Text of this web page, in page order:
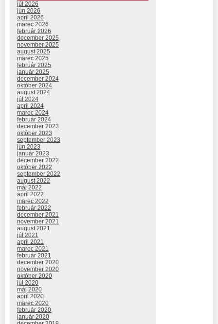
júl 2026
jún 2026
apríl 2026
marec 2026
február 2026
december 2025
november 2025
august 2025
marec 2025
február 2025
január 2025
december 2024
október 2024
august 2024
júl 2024
apríl 2024
marec 2024
február 2024
december 2023
október 2023
september 2023
jún 2023
január 2023
december 2022
október 2022
september 2022
august 2022
máj 2022
apríl 2022
marec 2022
február 2022
december 2021
november 2021
august 2021
júl 2021
apríl 2021
marec 2021
február 2021
december 2020
november 2020
október 2020
júl 2020
máj 2020
apríl 2020
marec 2020
február 2020
január 2020